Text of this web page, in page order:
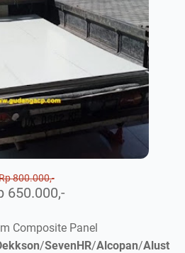
800.000,-
650.000,-
Composite Panel
/SevenHR/Alcopan/Alust